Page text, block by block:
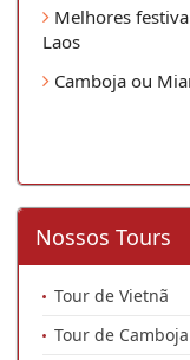
Melhores
Laos
Camboja ou
Nossos Tours
Tour de Vietnã
Tour de Camboja